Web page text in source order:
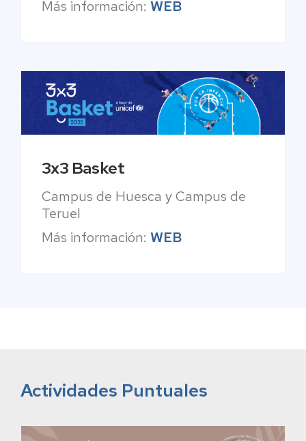
Más información: WEB
3x3 Basket
Campus de Huesca y Campus de
Teruel
Más información: WEB
Actividades Puntuales